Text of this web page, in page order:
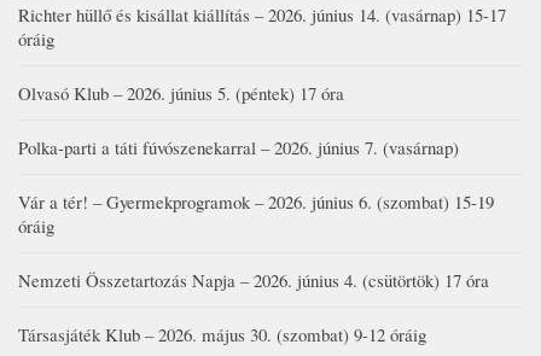
Richter hüllő és kisállat kiállítás – 2026. június 14. (vasárnap) 15-17
óráig
Olvasó Klub – 2026. június 5. (péntek) 17 óra
Polka-parti a táti fúvószenekarral – 2026. június 7. (vasárnap)
Vár a tér! – Gyermekprogramok – 2026. június 6. (szombat) 15-19
óráig
Nemzeti Összetartozás Napja – 2026. június 4. (csütörtök) 17 óra
Társasjáték Klub – 2026. május 30. (szombat) 9-12 óráig